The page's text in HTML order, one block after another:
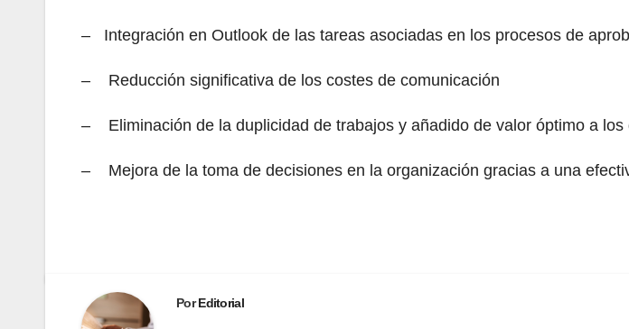
– Integración en Outlook de las tareas asociadas en los procesos de
– Reducción significativa de los costes de comunicación
– Eliminación de la duplicidad de trabajos y añadido de valor óptimo a los
– Mejora de la toma de decisiones en la organización gracias a una
PorEditorial